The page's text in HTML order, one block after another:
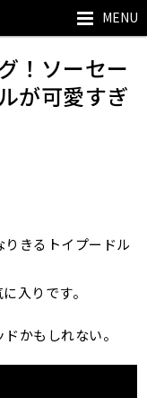
MENU
！ソーセー
が可愛すぎ
きるトイプードル
入りです。
かもしれない。